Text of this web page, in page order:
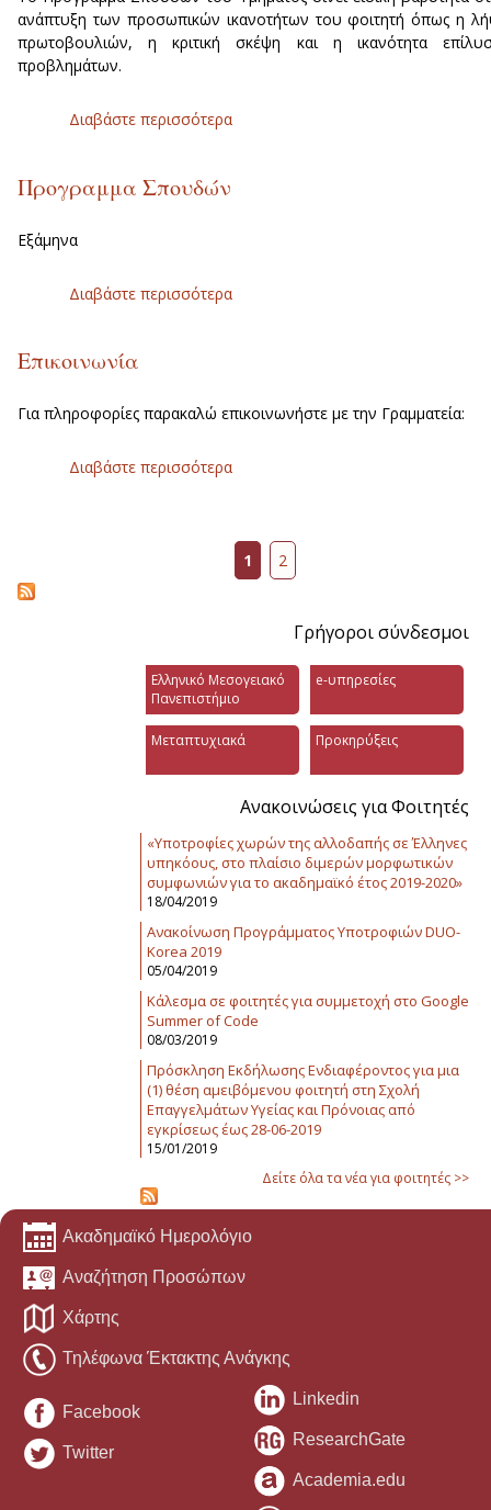
ανάπτυξη των προσωπικών ικανοτήτων του φοιτητή όπως η
πρωτοβουλιών, η κριτική σκέψη και η ικανότητα
προβλημάτων.
Διαβάστε περισσότερα
Προγραμμα Σπουδών
Εξάμηνα
Διαβάστε περισσότερα
Επικοινωνία
Για πληροφορίες παρακαλώ επικοινωνήστε με την Γραμματεία:
Διαβάστε περισσότερα
1 2
Γρήγοροι σύνδεσμοι
Ελληνικό Μεσογειακό
Πανεπιστήμιο
e-υπηρεσίες
Μεταπτυχιακά Προκηρύξεις
Ανακοινώσεις για Φοιτητές
«Υποτροφίες χωρών της αλλοδαπής σε Έλληνες
υπηκόους, στο πλαίσιο διμερών μορφωτικών
συμφωνιών για το ακαδημαϊκό έτος 2019-2020»
18/04/2019
Ανακοίνωση Προγράμματος Υποτροφιών DUO-
Korea 2019
05/04/2019
Κάλεσμα σε φοιτητές για συμμετοχή στο Google
Summer of Code
08/03/2019
Πρόσκληση Εκδήλωσης Ενδιαφέροντος για μια
(1) θέση αμειβόμενου φοιτητή στη Σχολή
Επαγγελμάτων Υγείας και Πρόνοιας από
εγκρίσεως έως 28-06-2019
15/01/2019
Δείτε όλα τα νέα για φοιτητές >>
Ακαδημαϊκό Ημερολόγιο
Αναζήτηση Προσώπων
Χάρτης
Τηλέφωνα Έκτακτης Ανάγκης
Facebook
Twitter
Linkedin
ResearchGate
Academia.edu